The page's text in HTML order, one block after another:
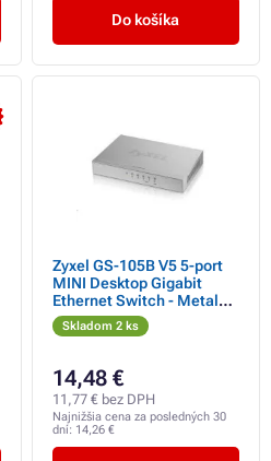
Do košíka
Zyxel GS-105B V5 5-port
MINI Desktop Gigabit
Ethernet Switch - Metal
Housing
Skladom 2 ks
14,48 €
11,77 € bez DPH
Najnižšia cena za posledných 30
dní: 14,26 €